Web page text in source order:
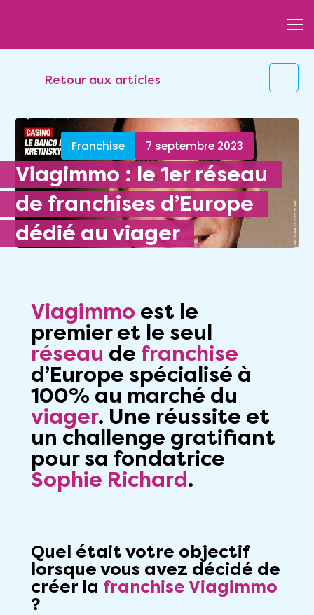
Retour aux articles
Franchise 7 septembre 2023
Viagimmo : le 1er réseau
de franchises d’Europe
dédié au viager
Viagimmo est le
premier et le seul
réseau de franchise
d’Europe spécialisé à
100% au marché du
viager. Une réussite et
un challenge gratifiant
pour sa fondatrice
Sophie Richard.
Quel était votre objectif
lorsque vous avez décidé de
créer la franchise Viagimmo
?